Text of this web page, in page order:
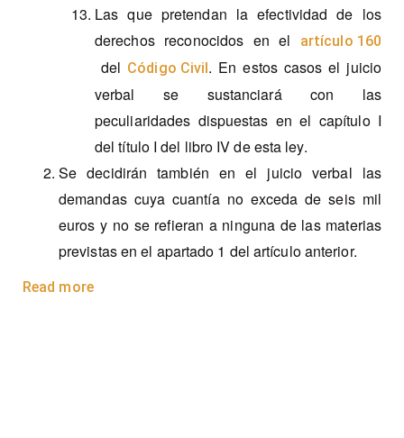
Las que pretendan la efectividad de los
derechos reconocidos en el
artículo 160
del Código Civil . En estos casos el juicio
verbal se sustanciará con las
peculiaridades dispuestas en el capítulo I
del título I del libro IV de esta ley.
Se decidirán también en el juicio verbal las
demandas cuya cuantía no exceda de seis mil
euros y no se refieran a ninguna de las materias
previstas en el apartado 1 del artículo anterior.
Read more